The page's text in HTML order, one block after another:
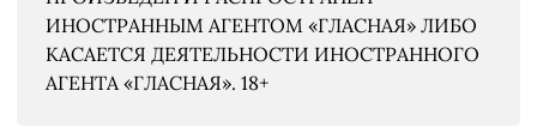
ИНОСТРАННЫМ АГЕНТОМ «ГЛАСНАЯ» ЛИБО
КАСАЕТСЯ ДЕЯТЕЛЬНОСТИ ИНОСТРАННОГО
АГЕНТА «ГЛАСНАЯ». 18+